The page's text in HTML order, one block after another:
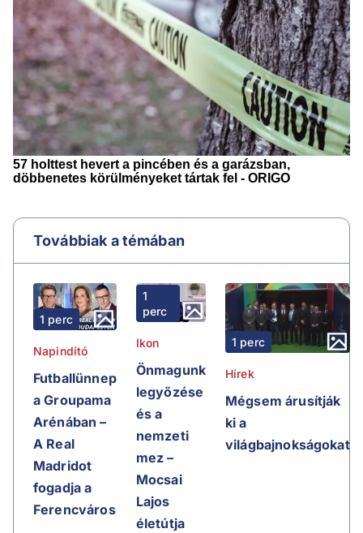
Továbbiak a témában
1 perc
Napindító
Futballünnep
a Groupama
Arénában –
A Real
Madridot
fogadja a
Ferencváros
1
perc
Ikon
Önmagunk
legyőzése
és a
nemzeti
mez –
Mocsai
Lajos
életútja
1 perc
Hírek
Mégsem árusítják
ki a
világbajnokságokat